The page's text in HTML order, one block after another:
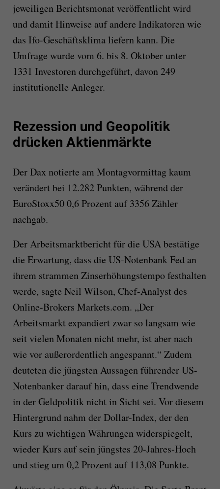
jeweiligen Berichtsmonat veröffentlicht wird
und damit Hinweise auf andere Indikatoren wie
das Ifo-Geschäftsklima liefern kann. Die
Umfrage wurde vom 6. bis 8. Oktober unter
1331 Investoren durchgeführt, davon 249
institutionelle Anleger.
Rezession und Geopolitik
drücken Aktienmärkte
Der Dax notierte am Montagvormittag kaum
verändert bei 12.282 Punkten, während der
EuroStoxx50 0,6 Prozent auf 3356 Zähler
nachgab.
Der Arbeitsmarktbericht für die USA bestätige
die Erwartung, dass die US-Notenbank Fed an
ihrem strammen Zinserhöhungstempo festhalten
werde, sagte Neil Wilson, Chef-Analyst des
Online-Brokers Markets.com. „Der
Arbeitsmarkt expandiert zwar so langsam wie
seit vielen Monaten nicht mehr, ist aber nach
wie vor außerordentlich angespannt.“ Zudem
deuteten die jüngsten Aussagen führender US-
Notenbanker darauf hin, dass eine Trendwende
in der Geldpolitik nicht in Sicht sei. Vor diesem
Hintergrund nahm der Dollar-Index, der den
Kurs zu wichtigen Währungen widerspiegelt,
wieder Kurs auf sein jüngstes 20-Jahres-Hoch
und stieg um 0,2 Prozent auf 113,08 Punkte.